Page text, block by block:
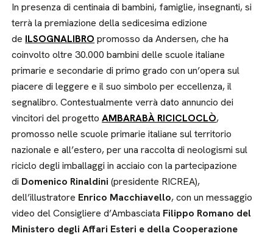
In presenza di centinaia di bambini, famiglie, insegnanti, si
terrà la premiazione della sedicesima edizione
de ILSOGNALIBRO promosso da Andersen, che ha
coinvolto oltre 30.000 bambini delle scuole italiane
primarie e secondarie di primo grado con un’opera sul
piacere di leggere e il suo simbolo per eccellenza, il
segnalibro. Contestualmente verrà dato annuncio dei
vincitori del progettoAMBARABÀ RICICLOCLÒ,
promosso nelle scuole primarie italiane sul territorio
nazionale e all’estero, per una raccolta di neologismi sul
riciclo degli imballaggi in acciaio con la partecipazione
di Domenico Rinaldini (presidente RICREA),
dell’illustratore Enrico Macchiavello, con un messaggio
video del Consigliere d’Ambasciata Filippo Romano del
Ministero degli Affari Esteri e della Cooperazione